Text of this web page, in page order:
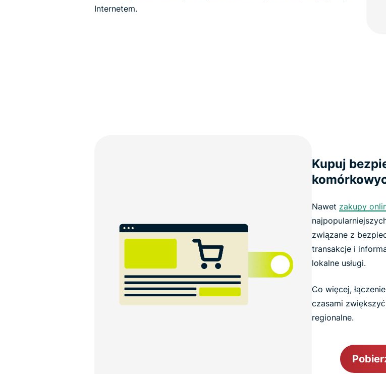
Internetem.
Kupuj
Nawet zakupy
związane z
transakcje i
lokalne usługi.
Co więcej,
czasami
regionalne.